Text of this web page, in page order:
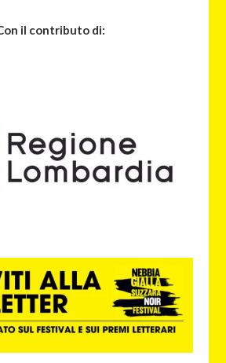
il contributo di: